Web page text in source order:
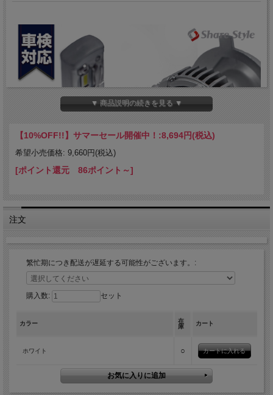
▼ 商品説明の続きを見る ▼
【10%OFF!!】サマーセール開催中！:8,694円(税込)
希望小売価格: 9,660円(税込)
[ポイント還元 86ポイント～]
注文
繁忙期につき配送が遅延する可能性がございます。:
購入数: セット
カラー
在
庫
カート
ホワイト ○